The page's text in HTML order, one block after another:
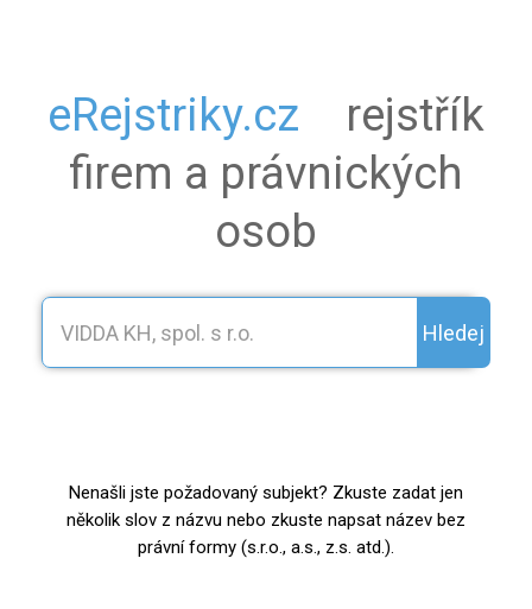
eRejstriky.cz
rejstřík
firem a právnických
osob
Hledej
Nenašli jste požadovaný subjekt? Zkuste zadat jen
několik slov z názvu nebo zkuste napsat název bez
právní formy (s.r.o., a.s., z.s. atd.).